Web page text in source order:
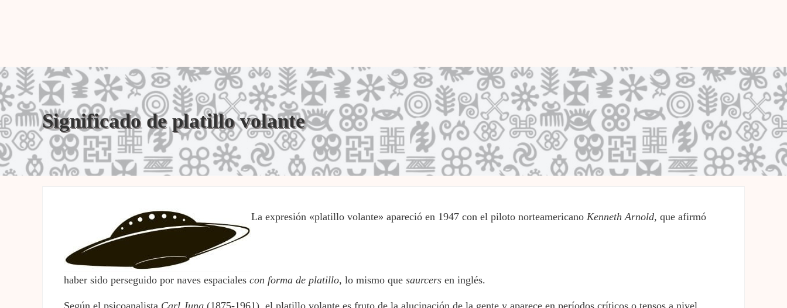
Significado de platillo volante
La expresión «platillo volante» apareció en 1947 con el piloto norteamericano Kenneth Arnold, que afirmó
haber sido perseguido por naves espacialescon forma de platillo, lo mismo quesaurcers en inglés.
Según el psicoanalista Carl Jung (1875-1961), el platillo volante es fruto de la alucinación de la gente y aparece en períodos críticos o tensos a nivel